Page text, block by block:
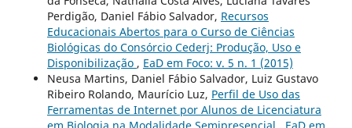
Perdigão, Daniel Fábio Salvador, Recursos
Educacionais Abertos para o Curso de Ciências
Biológicas do Consórcio Cederj: Produção, Uso e
Disponibilização , EaD em Foco: v. 5 n. 1 (2015)
Neusa Martins, Daniel Fábio Salvador, Luiz Gustavo
Ribeiro Rolando, Maurí­cio Luz, Perfil de Uso das
Ferramentas de Internet por Alunos de Licenciatura